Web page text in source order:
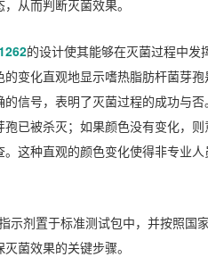
从而判断灭菌效果。
1262的设计使其能够在灭菌过程中发
变化直观地显示嗜热脂肪杆菌芽孢
信号，表明了灭菌过程的成功与否
已被杀灭；如果颜色没有变化，则
这种直观的颜色变化使得非专业人
剂置于标准测试包中，并按照国
菌效果的关键步骤。